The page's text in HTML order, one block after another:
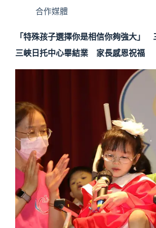
合作媒體
「特殊孩子選擇你是相信你夠強大」
三峽日托中心畢結業 家長感恩祝福